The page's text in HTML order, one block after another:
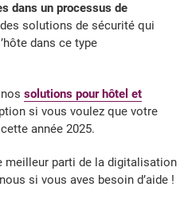
dans un processus de
solutions de sécurité qui
dans ce type
solutions pour hôtel et
si vous voulez que votre
année 2025.
meilleur parti de la digitalisation
si vous aves besoin d’aide !